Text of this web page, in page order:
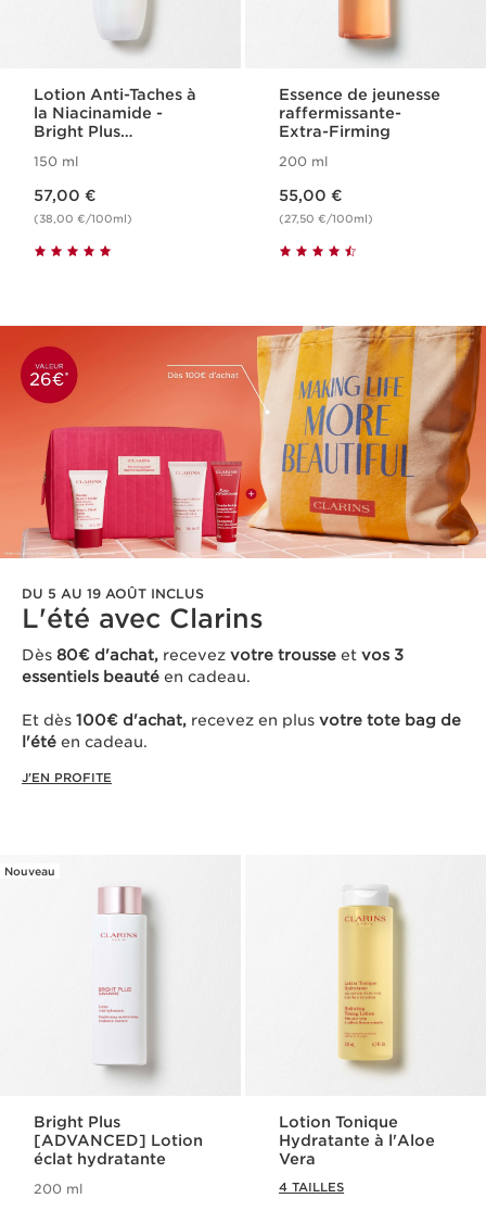
Lotion Anti-Taches à
la Niacinamide -
Bright Plus
150 ml
57,00 €
(38,00 €/100ml)
Essence de jeunesse
raffermissante-
Extra-Firming
200 ml
55,00 €
(27,50 €/100ml)
DU 5 AU 19 AOÛT INCLUS
L'été avec Clarins ​
Dès 80€ d'achat, recevez votre trousse et vos 3
essentiels beauté en cadeau​.
Et dès 100€ d'achat, recevez en plus votre tote bag de
l'été en cadeau.
J'EN PROFITE
Nouveau
Bright Plus
[ADVANCED] Lotion
éclat hydratante
200 ml
Lotion Tonique
Hydratante à l'Aloe
Vera
4 TAILLES